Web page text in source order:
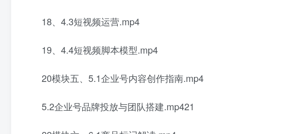
18、4.3短视频运营.mp4
19、4.4短视频脚本模型.mp4
20模块五、5.1企业号内容创作指南.mp4
5.2企业号品牌投放与团队搭建.mp421